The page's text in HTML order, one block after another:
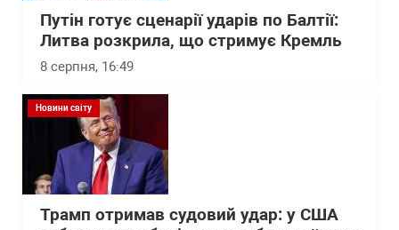
Путін готує сценарії ударів по Балтії:
Литва розкрила, що стримує Кремль
8 серпня, 16:49
Новини світу
Трамп отримав судовий удар: у США